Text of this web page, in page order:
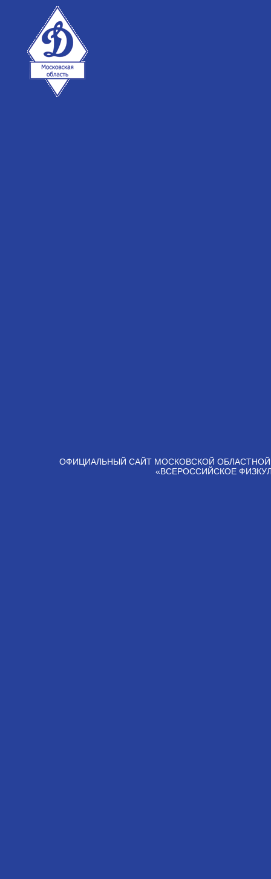
ОФИЦИАЛЬНЫЙ САЙТ МОСКОВСКОЙ
«ВСЕРОССИЙСКОЕ